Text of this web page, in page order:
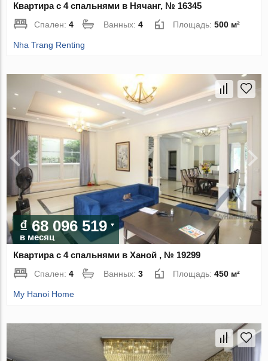
Квартира с 4 спальнями в Нячанг, № 16345
Спален:4 Ванных:4 Площадь:500 м²
Nha Trang Renting
₫ 68 096 519
в месяц
Квартира с 4 спальнями в Ханой , № 19299
Спален:4 Ванных:3 Площадь:450 м²
My Hanoi Home